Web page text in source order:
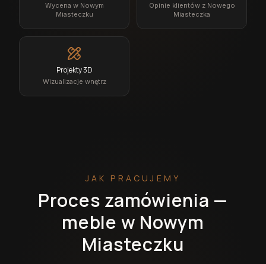
Wycena w Nowym
Miasteczku
Opinie klientów z Nowego
Miasteczka
Projekty 3D
Wizualizacje wnętrz
JAK PRACUJEMY
Proces zamówienia —
meble w Nowym
Miasteczku